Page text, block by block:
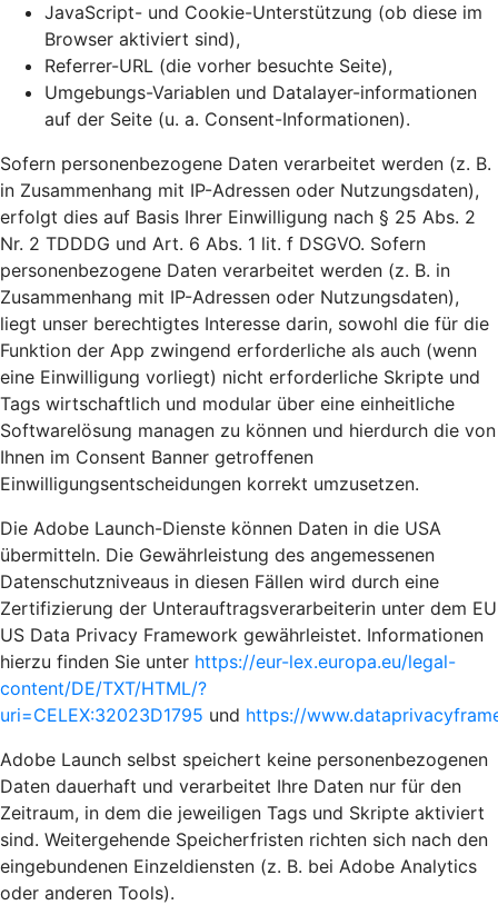
JavaScript- und Cookie-Unterstützung (ob diese im
Browser aktiviert sind),
Referrer-URL (die vorher besuchte Seite),
Umgebungs-Variablen und Datalayer-informationen
auf der Seite (u. a. Consent-Informationen).
Sofern personenbezogene Daten verarbeitet werden (z. B.
in Zusammenhang mit IP-Adressen oder Nutzungsdaten),
erfolgt dies auf Basis Ihrer Einwilligung nach § 25 Abs. 2
Nr. 2 TDDDG und Art. 6 Abs. 1 lit. f DSGVO. Sofern
personenbezogene Daten verarbeitet werden (z. B. in
Zusammenhang mit IP-Adressen oder Nutzungsdaten),
liegt unser berechtigtes Interesse darin, sowohl die für die
Funktion der App zwingend erforderliche als auch (wenn
eine Einwilligung vorliegt) nicht erforderliche Skripte und
Tags wirtschaftlich und modular über eine einheitliche
Softwarelösung managen zu können und hierdurch die von
Ihnen im Consent Banner getroffenen
Einwilligungsentscheidungen korrekt umzusetzen.
Die Adobe Launch-Dienste können Daten in die USA
übermitteln. Die Gewährleistung des angemessenen
Datenschutzniveaus in diesen Fällen wird durch eine
Zertifizierung der Unterauftragsverarbeiterin unter dem EU
US Data Privacy Framework gewährleistet. Informationen
hierzu finden Sie unter https://eur-lex.europa.eu/legal-
content/DE/TXT/HTML/?
uri=CELEX:32023D1795 und https://
Adobe Launch selbst speichert keine personenbezogenen
Daten dauerhaft und verarbeitet Ihre Daten nur für den
Zeitraum, in dem die jeweiligen Tags und Skripte aktiviert
sind. Weitergehende Speicherfristen richten sich nach den
eingebundenen Einzeldiensten (z. B. bei Adobe Analytics
oder anderen Tools).